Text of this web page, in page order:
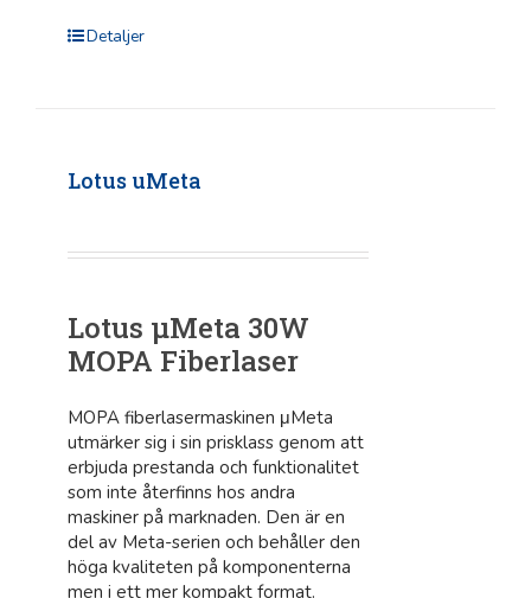
Detaljer
Lotus uMeta
Lotus μMeta 30W
MOPA Fiberlaser
MOPA fiberlasermaskinen μMeta
utmärker sig i sin prisklass genom att
erbjuda prestanda och funktionalitet
som inte återfinns hos andra
maskiner på marknaden. Den är en
del av Meta-serien och behåller den
höga kvaliteten på komponenterna
men i ett mer kompakt format.